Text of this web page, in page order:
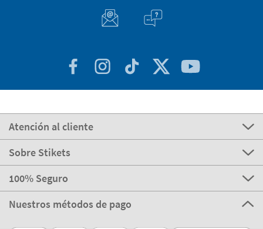
Atención al cliente
Sobre Stikets
100% Seguro
Nuestros métodos de pago